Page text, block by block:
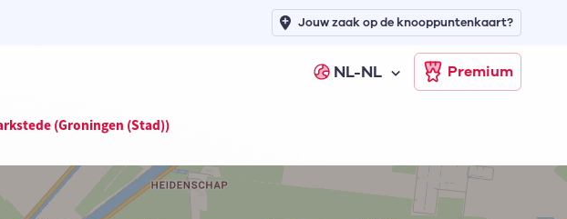
NL-NL Premium
Jouw zaak op de knooppuntenkaart?
(Groningen (Stad))